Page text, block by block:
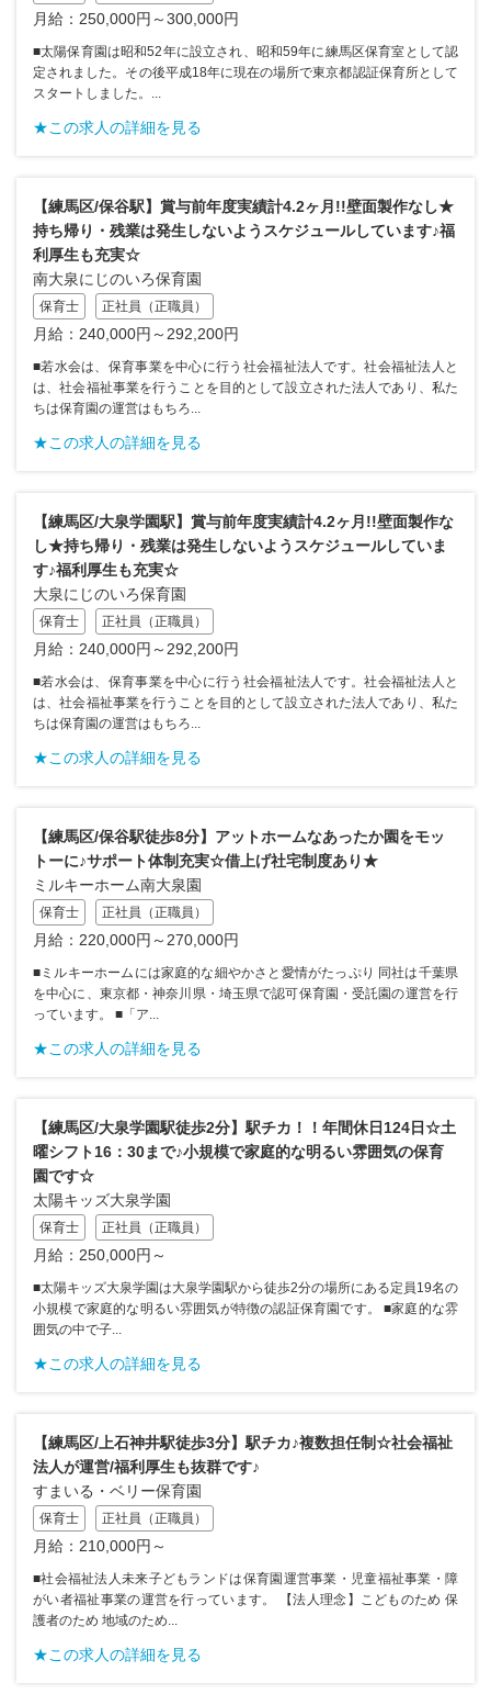
月給：250,000円～300,000円
■太陽保育園は昭和52年に設立され、昭和59年に練馬区保育室として認
定されました。その後平成18年に現在の場所で東京都認証保育所として
スタートしました。...
★この求人の詳細を見る
【練馬区/保谷駅】賞与前年度実績計4.2ヶ月!!壁面製作なし★
持ち帰り・残業は発生しないようスケジュールしています♪福
利厚生も充実☆
南大泉にじのいろ保育園
保育士 正社員（正職員）
月給：240,000円～292,200円
■若水会は、保育事業を中心に行う社会福祉法人です。社会福祉法人と
は、社会福祉事業を行うことを目的として設立された法人であり、私た
ちは保育園の運営はもちろ...
★この求人の詳細を見る
【練馬区/大泉学園駅】賞与前年度実績計4.2ヶ月!!壁面製作な
し★持ち帰り・残業は発生しないようスケジュールしていま
す♪福利厚生も充実☆
大泉にじのいろ保育園
保育士 正社員（正職員）
月給：240,000円～292,200円
■若水会は、保育事業を中心に行う社会福祉法人です。社会福祉法人と
は、社会福祉事業を行うことを目的として設立された法人であり、私た
ちは保育園の運営はもちろ...
★この求人の詳細を見る
【練馬区/保谷駅徒歩8分】アットホームなあったか園をモッ
トーに♪サポート体制充実☆借上げ社宅制度あり★
ミルキーホーム南大泉園
保育士 正社員（正職員）
月給：220,000円～270,000円
■ミルキーホームには家庭的な細やかさと愛情がたっぷり 同社は千葉県
を中心に、東京都・神奈川県・埼玉県で認可保育園・受託園の運営を行
っています。 ■「ア...
★この求人の詳細を見る
【練馬区/大泉学園駅徒歩2分】駅チカ！！年間休日124日☆土
曜シフト16：30まで♪小規模で家庭的な明るい雰囲気の保育
園です☆
太陽キッズ大泉学園
保育士 正社員（正職員）
月給：250,000円～
■太陽キッズ大泉学園は大泉学園駅から徒歩2分の場所にある定員19名の
小規模で家庭的な明るい雰囲気が特徴の認証保育園です。 ■家庭的な雰
囲気の中で子...
★この求人の詳細を見る
【練馬区/上石神井駅徒歩3分】駅チカ♪複数担任制☆社会福祉
法人が運営/福利厚生も抜群です♪
すまいる・ベリー保育園
保育士 正社員（正職員）
月給：210,000円～
■社会福祉法人未来子どもランドは保育園運営事業・児童福祉事業・障
がい者福祉事業の運営を行っています。 【法人理念】こどものため 保
護者のため 地域のため...
★この求人の詳細を見る